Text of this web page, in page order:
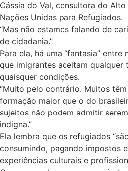
Cássia do Val, consultora do
Nações Unidas para Refugiados.
“Mas não estamos falando de
de cidadania.”
Para ela, há uma “fantasia”
que imigrantes aceitam qualquer
quaisquer condições.
“Muito pelo contrário. Muitos
formação maior que o do
sujeitos não podem admitir
indigna.”
Ela lembra que os refugiados
consumindo, pagando impostos
experiências culturais e